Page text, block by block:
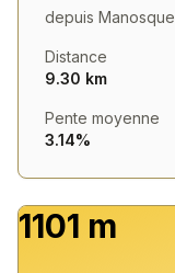
depuis Manosque
Distance
9.30 km
Pente moyenne
3.14%
1101 m